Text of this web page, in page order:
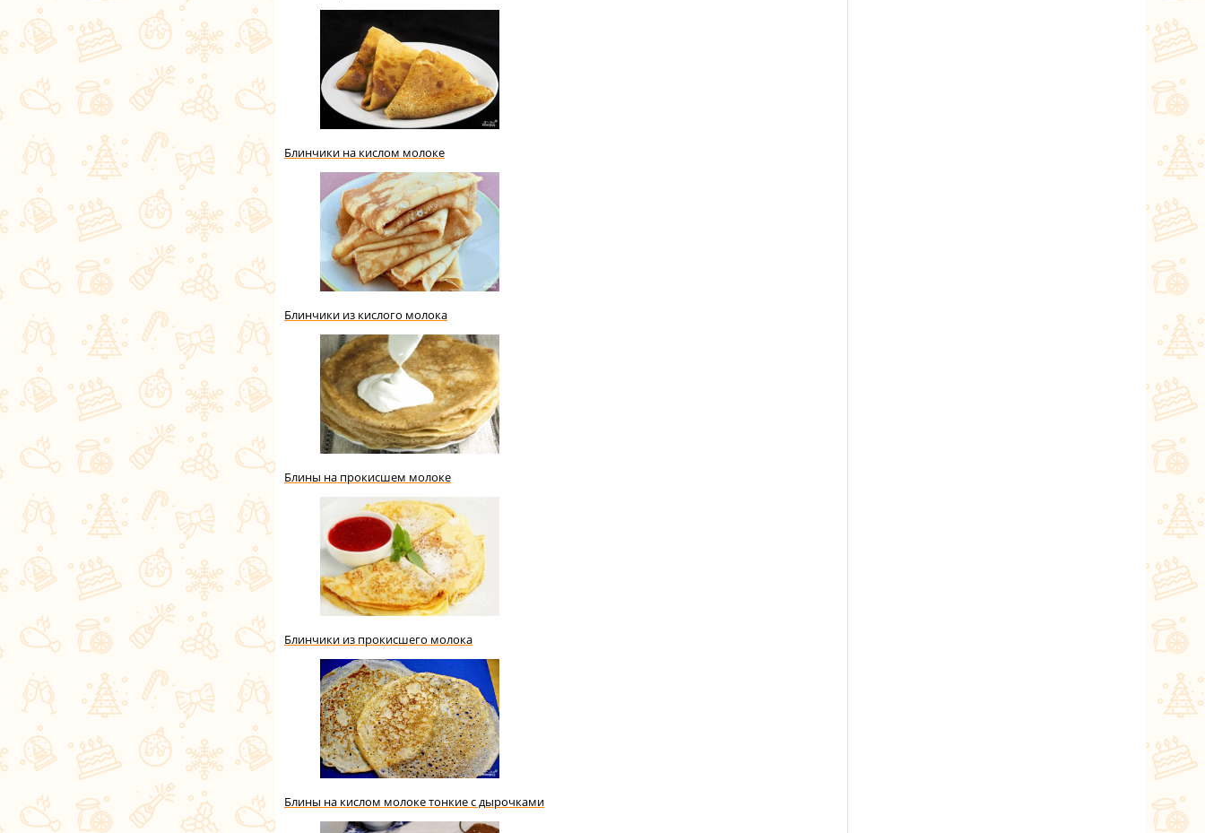
Блинчики на кислом молоке
Блинчики из кислого молока
Блины на прокисшем молоке
Блинчики из прокисшего молока
Блины на кислом молоке тонкие с дырочками